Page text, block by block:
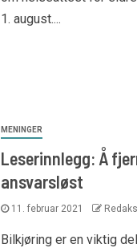
1. august....
MENINGER
Leserinnlegg: Å
ansvarsløst
11. februar 2021
Bilkjøring er en viktig